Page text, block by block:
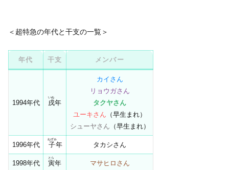
＜超特急の年代と干支の一覧＞
年代 干支 メンバー
1994年代 戌
いぬ
年
カイさん
リョウガさん
タクヤさん
ユーキさん （早生まれ）
シューヤさん （早生まれ）
1996年代 子
ねずみ
年 タカシさん
1998年代 寅
とら
年 マサヒロさん